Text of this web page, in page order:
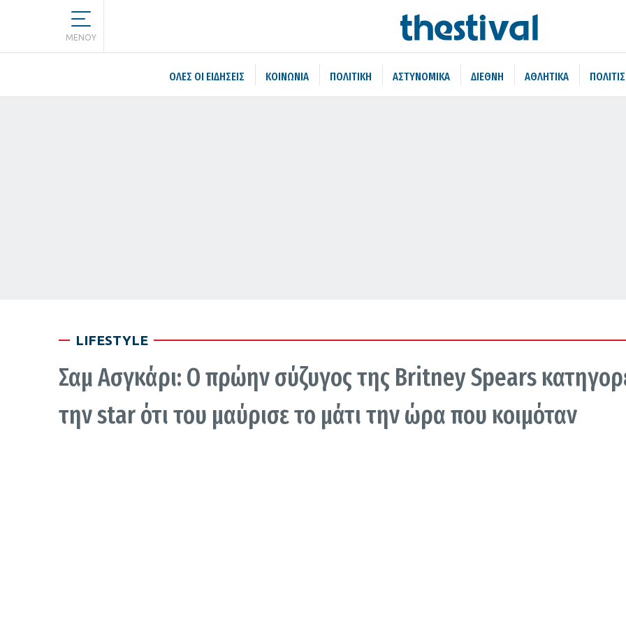
MENOY
ΌΛΕΣ ΟΙ ΕΙΔΉΣΕΙΣ ΚΟΙΝΩΝΙΑ ΠΟΛΙΤΙΚΗ ΑΣΤΥΝΟΜΙΚΑ ΔΙΕΘΝΗ ΑΘΛΗΤΙΚΑ
LIFESTYLE
Σαμ Ασγκάρι: Ο πρώην σύζυγος της Britney Spears
την star ότι του μαύρισε το μάτι την ώρα που κοιμόταν